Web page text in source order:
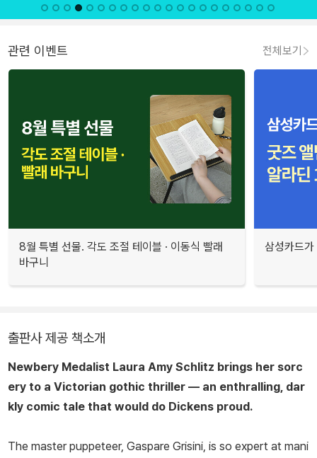
관련 이벤트 전체보기
8월 특별 선물. 각도 조절 테이블 · 이동식 빨래
바구니
삼성카드
출판사 제공 책소개
Newbery Medalist Laura Amy Schlitz brings her sorc
ery to a Victorian gothic thriller — an enthralling, dar
kly comic tale that would do Dickens proud.
The master puppeteer, Gaspare Grisini, is so expert at mani